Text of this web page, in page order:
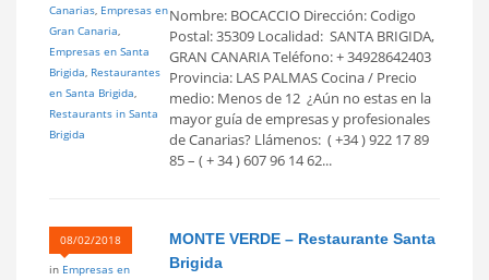
Canarias, Empresas en
Gran Canaria,
Empresas en Santa
Brigida, Restaurantes
en Santa Brigida,
Restaurants in Santa
Brigida
Nombre: BOCACCIO Dirección: Codigo
Postal: 35309 Localidad: SANTA BRIGIDA,
GRAN CANARIA Teléfono: + 34928642403
Provincia: LAS PALMAS Cocina / Precio
medio: Menos de 12  ¿Aún no estas en la
mayor guía de empresas y profesionales
de Canarias? Llámenos: ( +34 ) 922 17 89
85 – ( + 34 ) 607 96 14 62...
08/02/2018
in Empresas en
MONTE VERDE – Restaurante Santa
Brigida